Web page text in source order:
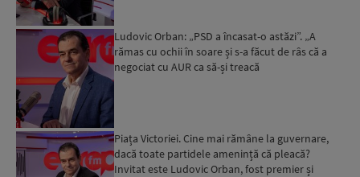
Ludovic Orban: „PSD a încasat-o astăzi”. „A
rămas cu ochii în soare și s-a făcut de râs că a
negociat cu AUR ca să-și treacă
Piața Victoriei. Cine mai rămâne la guvernare,
dacă toate partidele amenință că pleacă?
Invitat este Ludovic Orban, fost premier și